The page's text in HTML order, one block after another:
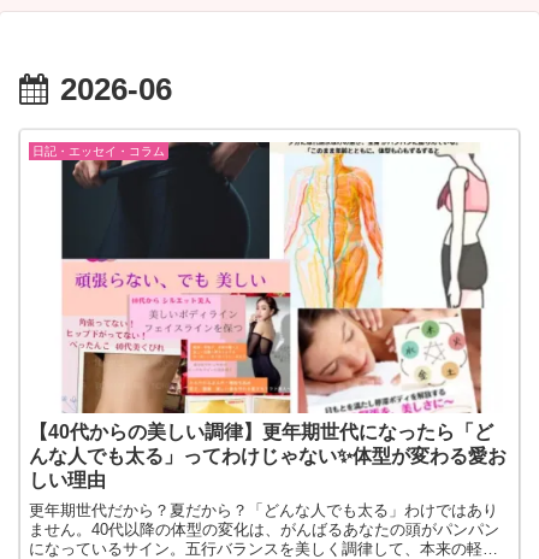
2026-06
日記・エッセイ・コラム
【40代からの美しい調律】更年期世代になったら「ど
んな人でも太る」ってわけじゃない✨体型が変わる愛お
しい理由
​更年期世代だから？夏だから？「どんな人でも太る」わけではあり
ません。40代以降の体型の変化は、がんばるあなたの頭がパンパン
になっているサイン。五行バランスを美しく調律して、本来の軽や